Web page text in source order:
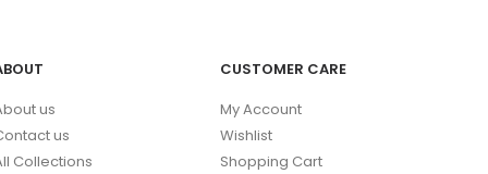
us
us
Collections
CUSTOMER CARE
My Account
Wishlist
Shopping Cart